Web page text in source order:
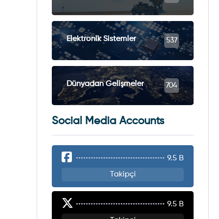
Elektronik Sistemler 537
Dünyadan Gelişmeler 704
Social Media Accounts
9.5 B
Takipçi
9.5 B